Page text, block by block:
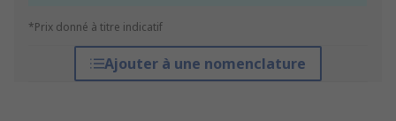
*Prix donné à titre indicatif
Ajouter à une nomenclature